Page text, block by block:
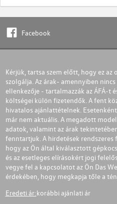
Facebook
Kérjük, tartsa szem előtt, hogy ez az
szolgálja. Az árak- amennyiben
ellenkezője - tartalmazzák az ÁFÁ-t
költségei külön fizetendők. A fent
hivatalos ajánlattételnek.
már nem aktuális. A megadott
adatok, valamint az árak
fenntartjuk. A hirdetések
hogy az Ön által kiválasztott
és az esetleges elírásokért jogi
vegye fel a kapcsolatot az Ön Das
érdekében, hogy megkapja tőle a
Eredeti ár:korábbi ajánlati ár